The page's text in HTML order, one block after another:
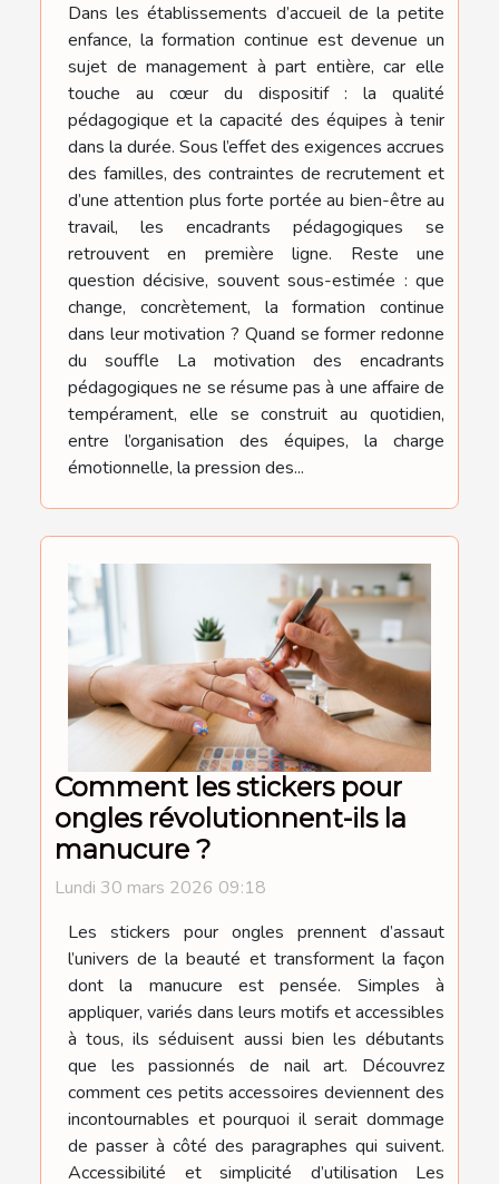
Dans les établissements d’accueil de la petite
enfance, la formation continue est devenue un
sujet de management à part entière, car elle
touche au cœur du dispositif : la qualité
pédagogique et la capacité des équipes à tenir
dans la durée. Sous l’effet des exigences accrues
des familles, des contraintes de recrutement et
d’une attention plus forte portée au bien-être au
travail, les encadrants pédagogiques se
retrouvent en première ligne. Reste une
question décisive, souvent sous-estimée : que
change, concrètement, la formation continue
dans leur motivation ? Quand se former redonne
du souffle La motivation des encadrants
pédagogiques ne se résume pas à une affaire de
tempérament, elle se construit au quotidien,
entre l’organisation des équipes, la charge
émotionnelle, la pression des...
Comment les stickers pour
ongles révolutionnent-ils la
manucure ?
Lundi 30 mars 2026 09:18
Les stickers pour ongles prennent d’assaut
l’univers de la beauté et transforment la façon
dont la manucure est pensée. Simples à
appliquer, variés dans leurs motifs et accessibles
à tous, ils séduisent aussi bien les débutants
que les passionnés de nail art. Découvrez
comment ces petits accessoires deviennent des
incontournables et pourquoi il serait dommage
de passer à côté des paragraphes qui suivent.
Accessibilité et simplicité d’utilisation Les